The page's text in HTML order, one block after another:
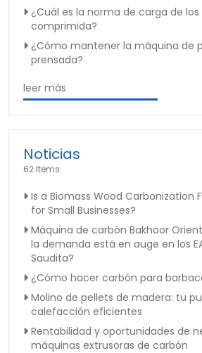
¿Cuál es la norma de carga de
comprimida?
¿Cómo mantener la máquina de
prensada?
leer más
Noticias
62 Items
Is a Biomass Wood Carbonization
for Small Businesses?
Máquina de carbón Bakhoor
la demanda está en auge en los
Saudita?
¿Cómo hacer carbón para
Molino de pellets de madera: tu
calefacción eficientes
Rentabilidad y oportunidades de
máquinas extrusoras de carbón